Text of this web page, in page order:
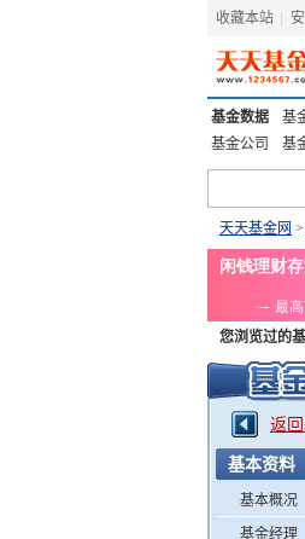
收藏本站
基金数据 基
基金公司
基
天天基金网 >
您浏览过的基
添富优势 华
返
基本资料
基本概况
基金经理